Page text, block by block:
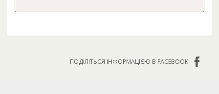
ПОДІЛІТЬСЯ ІНФОРМАЦІЄЮ В FACEBOOK